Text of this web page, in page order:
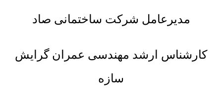
مدیرعامل شرکت ساختمانی صاد
کارشناس ارشد مهندسی عمران گرایش
سازه